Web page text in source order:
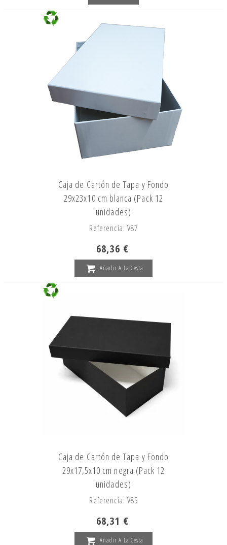
Caja de Cartón de Tapa y Fondo
29x23x10 cm blanca (Pack 12
unidades)
Referencia: V87
68,36 €
Añadir A La Cesta
Caja de Cartón de Tapa y Fondo
29x17,5x10 cm negra (Pack 12
unidades)
Referencia: V85
68,31 €
Añadir A La Cesta